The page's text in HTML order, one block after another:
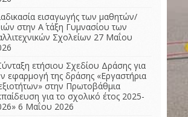
εισαγωγής των μαθητών/
στην Α΄ τάξη Γυμνασίου των
Σχολείων 27 Μαΐου
ετήσιου Σχεδίου Δράσης για
εφαρμογή της δράσης «Εργαστήρια
στην Πρωτοβάθμια
για το σχολικό έτος 2025-
6 Μαΐου 2026